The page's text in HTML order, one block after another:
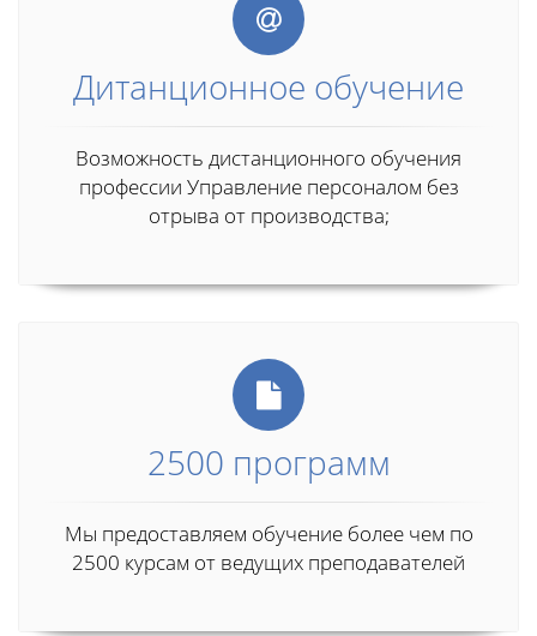
Дитанционное обучение
Возможность дистанционного обучения
профессии Управление персоналом без
отрыва от производства;
2500 программ
Мы предоставляем обучение более чем по
2500 курсам от ведущих преподавателей